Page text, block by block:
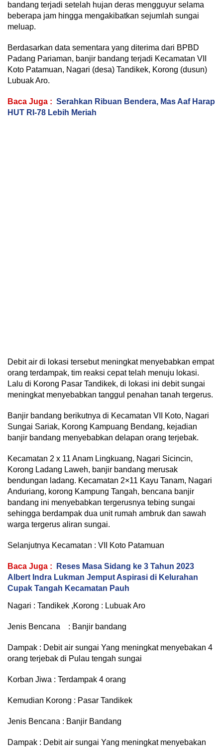
bandang terjadi setelah hujan deras mengguyur selama
beberapa jam hingga mengakibatkan sejumlah sungai
meluap.
Berdasarkan data sementara yang diterima dari BPBD
Padang Pariaman, banjir bandang terjadi Kecamatan VII
Koto Patamuan, Nagari (desa) Tandikek, Korong (dusun)
Lubuak Aro.
Baca Juga : Serahkan Ribuan Bendera, Mas Aaf Harap
HUT RI-78 Lebih Meriah
Debit air di lokasi tersebut meningkat menyebabkan empat
orang terdampak, tim reaksi cepat telah menuju lokasi.
Lalu di Korong Pasar Tandikek, di lokasi ini debit sungai
meningkat menyebabkan tanggul penahan tanah tergerus.
Banjir bandang berikutnya di Kecamatan VII Koto, Nagari
Sungai Sariak, Korong Kampuang Bendang, kejadian
banjir bandang menyebabkan delapan orang terjebak.
Kecamatan 2 x 11 Anam Lingkuang, Nagari Sicincin,
Korong Ladang Laweh, banjir bandang merusak
bendungan ladang. Kecamatan 2×11 Kayu Tanam, Nagari
Anduriang, korong Kampung Tangah, bencana banjir
bandang ini menyebabkan tergerusnya tebing sungai
sehingga berdampak dua unit rumah ambruk dan sawah
warga tergerus aliran sungai.
Selanjutnya Kecamatan : VII Koto Patamuan
Baca Juga :
Reses Masa Sidang ke 3 Tahun 2023
Albert Indra Lukman Jemput Aspirasi di Kelurahan
Cupak Tangah Kecamatan Pauh
Nagari : Tandikek ,Korong : Lubuak Aro
Jenis Bencana : Banjir bandang
Dampak : Debit air sungai Yang meningkat menyebakan 4
orang terjebak di Pulau tengah sungai
Korban Jiwa : Terdampak 4 orang
Kemudian Korong : Pasar Tandikek
Jenis Bencana : Banjir Bandang
Dampak : Debit air sungai Yang meningkat menyebakan